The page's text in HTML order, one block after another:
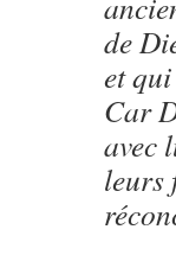
de
et
Car
avec
leurs